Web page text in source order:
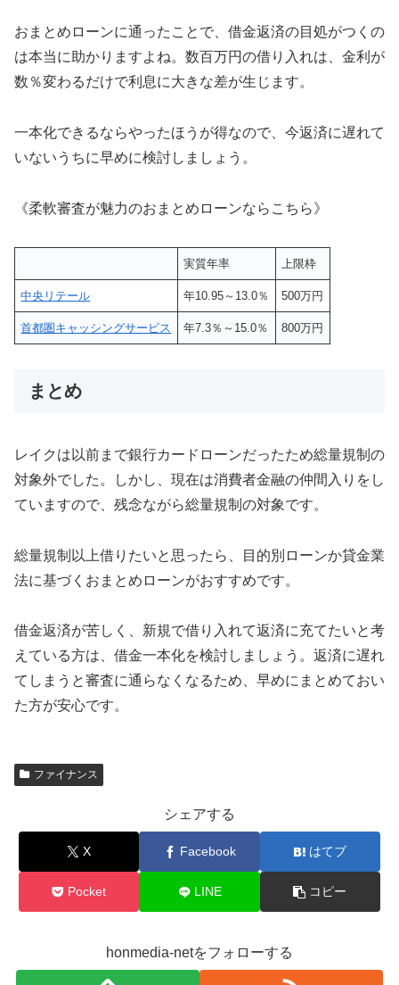
おまとめローンに通ったことで、借金返済の目処がつくの
は本当に助かりますよね。数百万円の借り入れは、金利が
数％変わるだけで利息に大きな差が生じます。
一本化できるならやったほうが得なので、今返済に遅れて
いないうちに早めに検討しましょう。
《柔軟審査が魅力のおまとめローンならこちら》
実質年率 上限枠
中央リテール 年10.95～13.0％ 500万円
首都圏キャッシングサービス 年7.3％～15.0％ 800万円
まとめ
レイクは以前まで銀行カードローンだったため総量規制の
対象外でした。しかし、現在は消費者金融の仲間入りをし
ていますので、残念ながら総量規制の対象です。
総量規制以上借りたいと思ったら、目的別ローンか貸金業
法に基づくおまとめローンがおすすめです。
借金返済が苦しく、新規で借り入れて返済に充てたいと考
えている方は、借金一本化を検討しましょう。返済に遅れ
てしまうと審査に通らなくなるため、早めにまとめておい
た方が安心です。
ファイナンス
シェアする
X Facebook はてブ
Pocket LINE コピー
honmedia-netをフォローする